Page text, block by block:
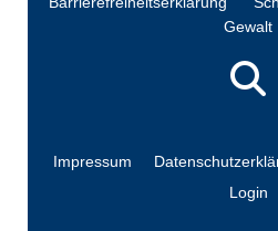
Gewalt
Impressum
Login